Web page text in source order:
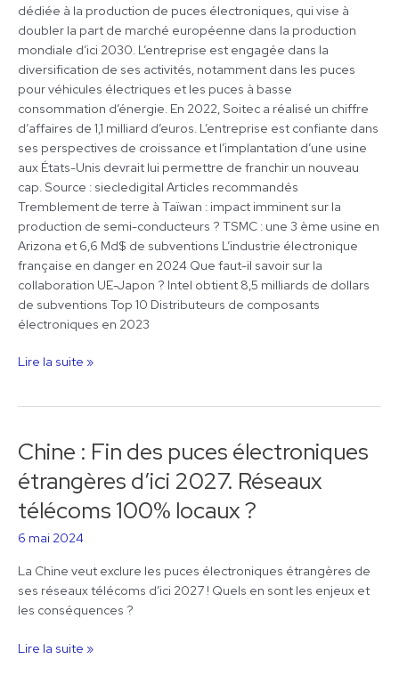
dédiée à la production de puces électroniques, qui vise à
doubler la part de marché européenne dans la production
mondiale d’ici 2030. L’entreprise est engagée dans la
diversification de ses activités, notamment dans les puces
pour véhicules électriques et les puces à basse
consommation d’énergie. En 2022, Soitec a réalisé un chiffre
d’affaires de 1,1 milliard d’euros. L’entreprise est confiante dans
ses perspectives de croissance et l’implantation d’une usine
aux États-Unis devrait lui permettre de franchir un nouveau
cap. Source : siecledigital Articles recommandés
Tremblement de terre à Taïwan : impact imminent sur la
production de semi-conducteurs ? TSMC : une 3 ème usine en
Arizona et 6,6 Md$ de subventions L’industrie électronique
française en danger en 2024 Que faut-il savoir sur la
collaboration UE-Japon ? Intel obtient 8,5 milliards de dollars
de subventions Top 10 Distributeurs de composants
électroniques en 2023
Lire la suite »
Chine : Fin des puces électroniques
étrangères d’ici 2027. Réseaux
télécoms 100% locaux ?
6 mai 2024
La Chine veut exclure les puces électroniques étrangères de
ses réseaux télécoms d’ici 2027 ! Quels en sont les enjeux et
les conséquences ?
Chine
Fin
des
électroniques
étrangères
2027.
télécoms
Lire la suite »